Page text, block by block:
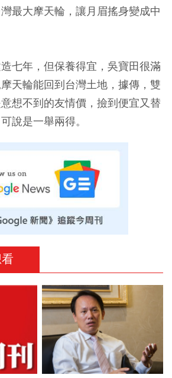
最大摩天輪，讓月眉搖身變成中
七年，但保養得宜，吳寶田很滿
天輪能回到台灣土地，據傳，雙
想不到的友情價，撿到便宜又替
說是一舉兩得。